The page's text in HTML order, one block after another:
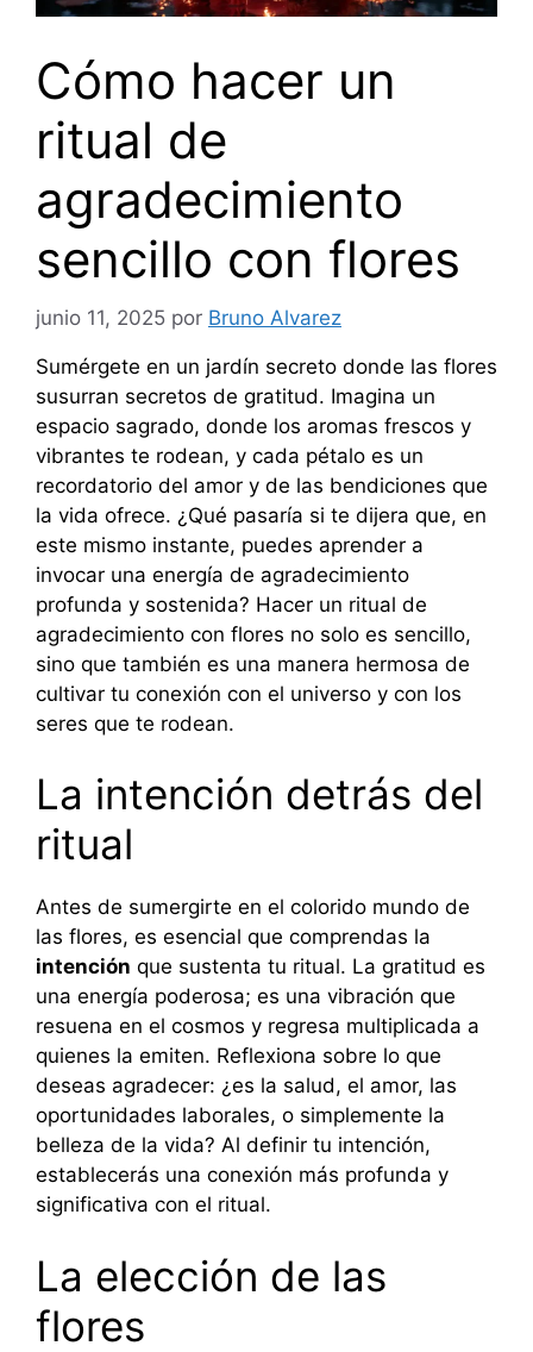
Cómo hacer un
ritual de
agradecimiento
sencillo con flores
junio 11, 2025 por Bruno Alvarez
Sumérgete en un jardín secreto donde las flores
susurran secretos de gratitud. Imagina un
espacio sagrado, donde los aromas frescos y
vibrantes te rodean, y cada pétalo es un
recordatorio del amor y de las bendiciones que
la vida ofrece. ¿Qué pasaría si te dijera que, en
este mismo instante, puedes aprender a
invocar una energía de agradecimiento
profunda y sostenida? Hacer un ritual de
agradecimiento con flores no solo es sencillo,
sino que también es una manera hermosa de
cultivar tu conexión con el universo y con los
seres que te rodean.
La intención detrás del
ritual
Antes de sumergirte en el colorido mundo de
las flores, es esencial que comprendas la
intención que sustenta tu ritual. La gratitud es
una energía poderosa; es una vibración que
resuena en el cosmos y regresa multiplicada a
quienes la emiten. Reflexiona sobre lo que
deseas agradecer: ¿es la salud, el amor, las
oportunidades laborales, o simplemente la
belleza de la vida? Al definir tu intención,
establecerás una conexión más profunda y
significativa con el ritual.
La elección de las
flores